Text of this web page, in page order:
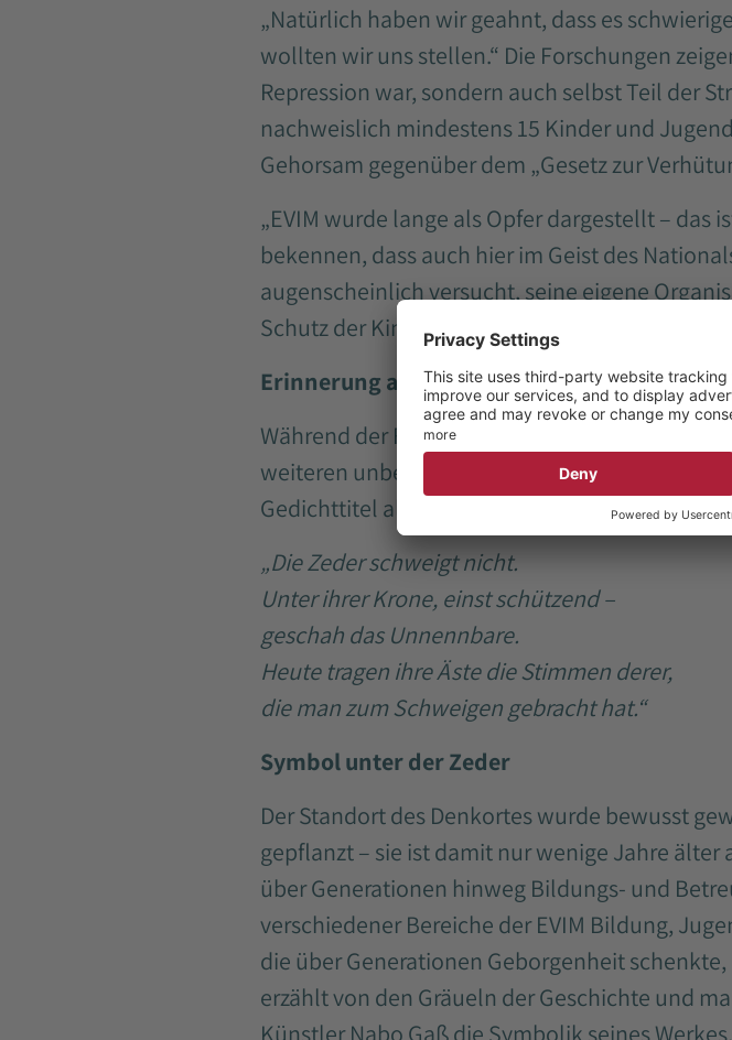
„Natürlich haben wir geahnt, dass es
wollten wir uns stellen.“ Die Forschungen
Repression war, sondern auch selbst Teil der
nachweislich mindestens 15 Kinder und
Gehorsam gegenüber dem „Gesetz zur
„EVIM wurde lange als Opfer dargestellt – das
bekennen, dass auch hier im Geist des
augenscheinlich versucht, seine eigene
Schutz der Kinder geopfert.“
Erinnerung als Auftrag
Während der Feierstunde wurden Kerzen für
weiteren unbekannten Kinder entzündet und
Gedichttitel als Leitmotiv zum Denkort:
„Die Zeder schweigt nicht.
Unter ihrer Krone, einst schützend –
geschah das Unnennbare.
Heute tragen ihre Äste die Stimmen derer,
die man zum Schweigen gebracht hat.“
Symbol unter der Zeder
Der Standort des Denkortes wurde bewusst
gepflanzt – sie ist damit nur wenige Jahre älter
über Generationen hinweg Bildungs- und
verschiedener Bereiche der EVIM Bildung,
die über Generationen Geborgenheit
erzählt von den Gräueln der Geschichte und
Künstler Nabo Gaß die Symbolik seines